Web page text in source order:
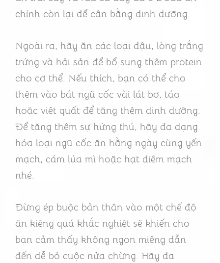
chính còn lại để cân bằng dinh dưỡng.
Ngoài ra, hãy ăn các loại đậu, lòng trắng
trứng và hải sản để bổ sung thêm protein
cho cơ thể. Nếu thích, bạn có thể cho
thêm vào bát ngũ cốc vài lát bơ, táo
hoặc việt quất để tăng thêm dinh dưỡng.
Để tăng thêm sự hứng thú, hãy đa dạng
hóa loại ngũ cốc ăn hằng ngày cùng yến
mạch, cám lúa mì hoặc hạt diêm mạch
nhé.
Đừng ép buộc bản thân vào một chế độ
ăn kiêng quá khắc nghiệt sẽ khiến cho
bạn cảm thấy không ngon miệng dẫn
đến dễ bỏ cuộc nửa chừng. Hãy đa